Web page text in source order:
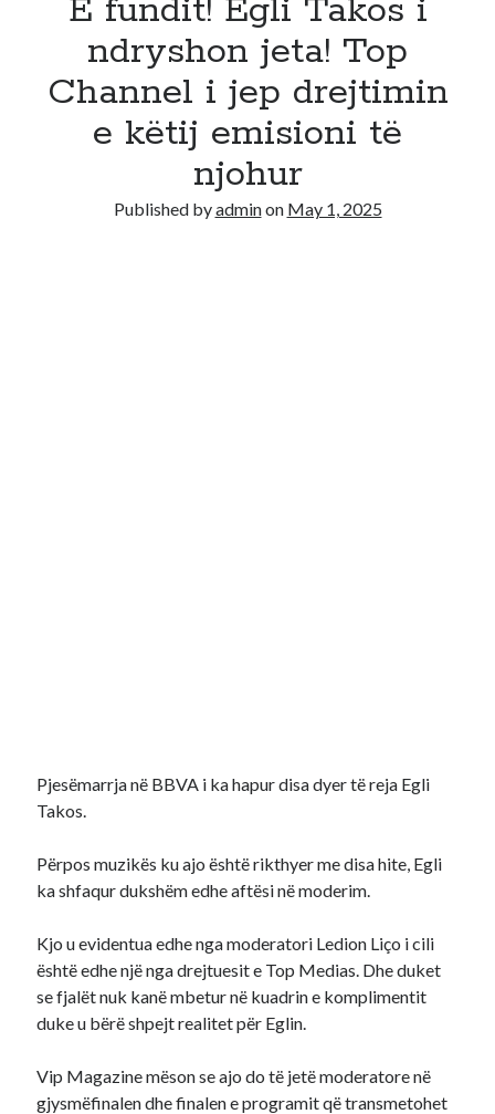
E fundit! Egli Takos i
ndryshon jeta! Top
Channel i jep drejtimin
e këtij emisioni të
njohur
Published byadminon May 1, 2025
Pjesëmarrja në BBVA i ka hapur disa dyer të reja Egli
Takos.
Përpos muzikës ku ajo është rikthyer me disa hite, Egli
ka shfaqur dukshëm edhe aftësi në moderim.
Kjo u evidentua edhe nga moderatori Ledion Liço i cili
është edhe një nga drejtuesit e Top Medias. Dhe duket
se fjalët nuk kanë mbetur në kuadrin e komplimentit
duke u bërë shpejt realitet për Eglin.
Vip Magazine mëson se ajo do të jetë moderatore në
gjysmëfinalen dhe finalen e programit që transmetohet